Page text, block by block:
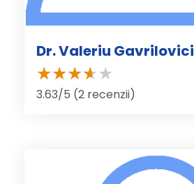
Dr. Valeriu Gavrilovici
3.63/5 (2 recenzii)